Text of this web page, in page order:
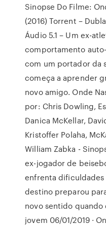
Sinopse Do Filme:
(2016) Torrent –
Áudio 5.1 – Um ex-
comportamento
com um portador da
começa a aprender
novo amigo. Onde
por: Chris Dowling,
Danica McKellar,
Kristoffer Polaha,
William Zabka -
ex-jogador de
enfrenta dificuldades
destino preparou
novo sentido
jovem 06/01/2019 ·